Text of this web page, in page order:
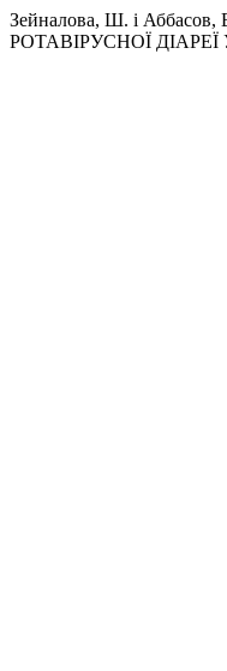
Зейналова, Ш. і
РОТАВІРУСНОЇ ДІАРЕЇ